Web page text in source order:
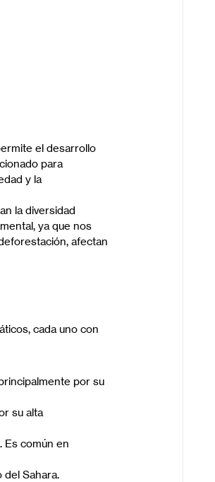
el desarrollo
para
y la
la diversidad
ya que nos
afectan
cada uno con
por su
su alta
Es común en
del Sahara.